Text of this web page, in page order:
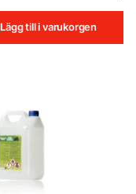
Lägg till i varukorgen